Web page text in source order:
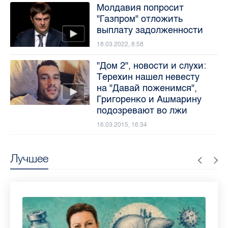
Лучшее
Молдавия попросит
"Газпром" отложить
выплату задолженности
18.03.2022, 8:58
"Дом 2", новости и слухи:
Терехин нашел невесту
на "Давай поженимся",
Григоренко и Ашмарину
подозревают во лжи
16.03.2015, 16:34